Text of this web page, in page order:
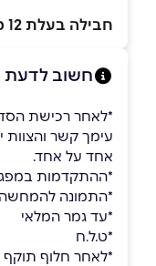
חבילה בעלת 12 מפגשים בני שעה כל מפגש.
חשוב לדעת
*לאחר רכישת
עימך קשר והצוות
אחד על אחד.
*ההתקדמות
*התמונה
*עד גמר המלאי
*ט.ל.ח
*לאחר חלוף תוקף